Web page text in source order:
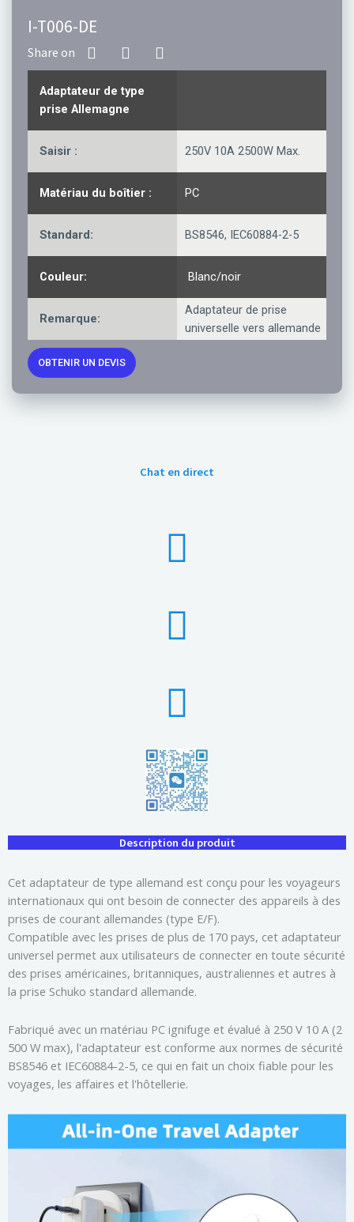
I-T006-DE
Adaptateur de type
prise Allemagne
Saisir : 250V 10A 2500W Max.
Matériau du boîtier : PC
Standard: BS8546, IEC60884-2-5
Couleur: Blanc/noir
Remarque:
Adaptateur de prise
universelle vers allemande
OBTENIR UN DEVIS
Chat en direct
Description du produit
Cet adaptateur de type allemand est conçu pour les voyageurs
internationaux qui ont besoin de connecter des appareils à des
prises de courant allemandes (type E/F).
Compatible avec les prises de plus de 170 pays, cet adaptateur
universel permet aux utilisateurs de connecter en toute sécurité
des prises américaines, britanniques, australiennes et autres à
la prise Schuko standard allemande.
Fabriqué avec un matériau PC ignifuge et évalué à 250 V 10 A (2
500 W max), l'adaptateur est conforme aux normes de sécurité
BS8546 et IEC60884-2-5, ce qui en fait un choix fiable pour les
voyages, les affaires et l'hôtellerie.